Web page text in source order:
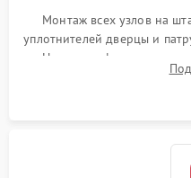
Монтаж всех узлов на
уплотнителей дверцы и
Надежная фиксация
сборка корпуса и